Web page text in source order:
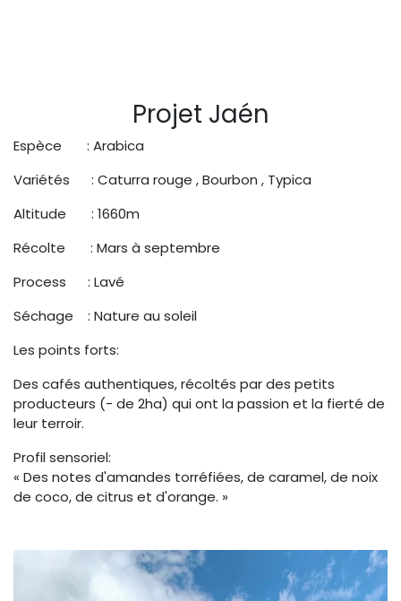
Projet Jaén
Espèce : Arabica
Variétés : Caturra rouge , Bourbon , Typica
Altitude : 1660m
Récolte : Mars à septembre
Process : Lavé
Séchage : Nature au soleil
Les points forts:
Des cafés authentiques, récoltés par des petits
producteurs (- de 2ha) qui ont la passion et la fierté de
leur terroir.
Profil sensoriel:
« Des notes d'amandes torréfiées, de caramel, de noix
de coco, de citrus et d'orange. »